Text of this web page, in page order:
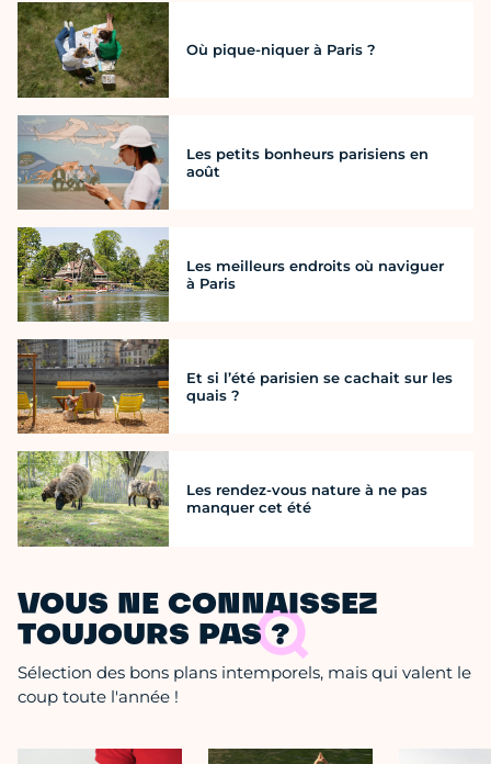
Où pique-niquer à Paris ?
Les petits bonheurs parisiens en
août
Les meilleurs endroits où naviguer
à Paris
Et si l’été parisien se cachait sur les
quais ?
Les rendez-vous nature à ne pas
manquer cet été
VOUS NE CONNAISSEZ
TOUJOURS PAS ?
Sélection des bons plans intemporels, mais qui valent le
coup toute l'année !